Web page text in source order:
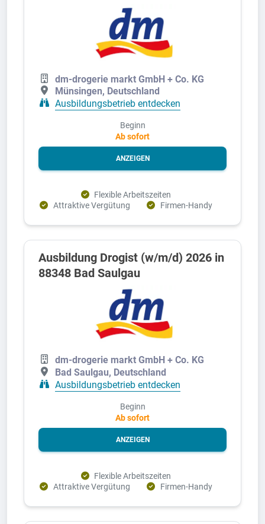
dm-drogerie markt GmbH + Co. KG
Münsingen, Deutschland
Ausbildungsbetrieb entdecken
Beginn
Ab sofort
ANZEIGEN
Flexible Arbeitszeiten
Attraktive Vergütung
Firmen-Handy
Ausbildung Drogist (w/m/d) 2026 in
88348 Bad Saulgau
dm-drogerie markt GmbH + Co. KG
Bad Saulgau, Deutschland
Ausbildungsbetrieb entdecken
Beginn
Ab sofort
ANZEIGEN
Flexible Arbeitszeiten
Attraktive Vergütung
Firmen-Handy